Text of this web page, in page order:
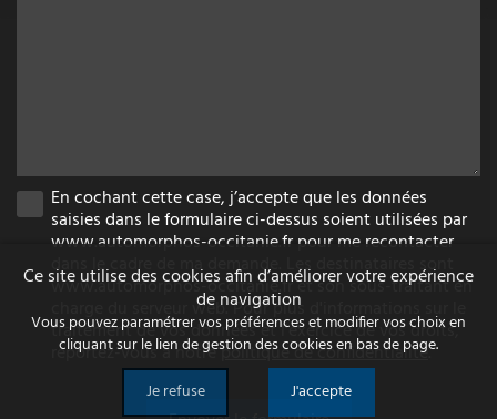
En cochant cette case, j’accepte que les données
saisies dans le formulaire ci-dessus soient utilisées par
www.automorphos-occitanie.fr pour me recontacter
dans le cadre de ma demande. Les destinataires sont
www.automorphos-occitanie.fr et son sous-traitant en
charge du serveur web. Pour plus d'informations sur le
traitement de vos données et l'exercice de vos droits,
reportez-vous à notrepolitique de confidentialité.
Ce site utilise des cookies afin d’améliorer votre expérience
de navigation
Vous pouvez paramétrer vos préférences et modifier vos choix en
cliquant sur le lien de gestion des cookies en bas de page.
Je refuse
J'accepte